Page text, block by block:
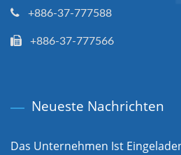
+886-37-777588
+886-37-777566
Neueste Nachrichten
Das Unternehmen Ist